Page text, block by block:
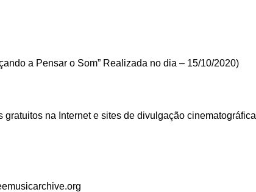
a Pensar o Som” Realizada no dia – 15/10/2020)
na Internet e sites de divulgação cinematográfica